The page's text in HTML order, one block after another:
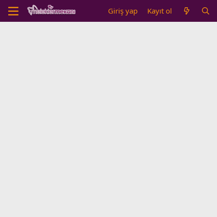
Giriş yap Kayıt ol